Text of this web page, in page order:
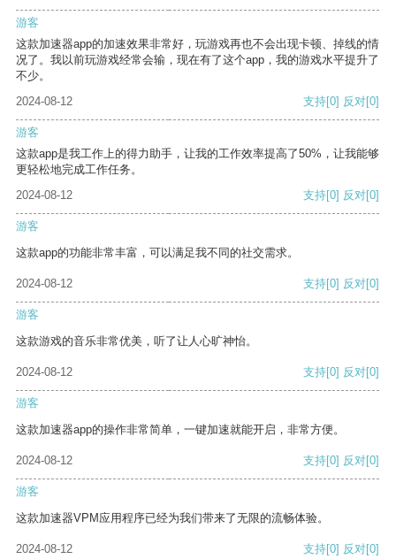
游客
这款加速器app的加速效果非常好，玩游戏再也不会出现卡顿、掉线的情
况了。我以前玩游戏经常会输，现在有了这个app，我的游戏水平提升了
不少。
2024-08-12
支持[0] 反对[0]
游客
这款app是我工作上的得力助手，让我的工作效率提高了50%，让我能够
更轻松地完成工作任务。
2024-08-12
支持[0] 反对[0]
游客
这款app的功能非常丰富，可以满足我不同的社交需求。
2024-08-12 支持[0] 反对[0]
游客
这款游戏的音乐非常优美，听了让人心旷神怡。
2024-08-12 支持[0] 反对[0]
游客
这款加速器app的操作非常简单，一键加速就能开启，非常方便。
2024-08-12 支持[0] 反对[0]
游客
这款加速器VPM应用程序已经为我们带来了无限的流畅体验。
2024-08-12 支持[0] 反对[0]